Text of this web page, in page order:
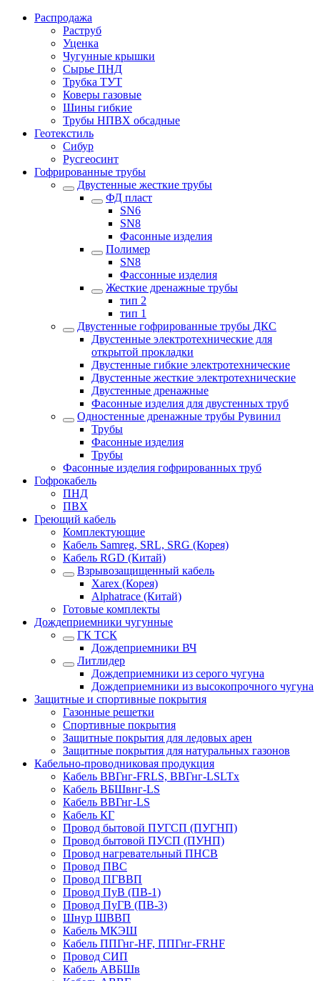
Распродажа
Раструб
Уценка
Чугунные крышки
Сырье ПНД
Трубка ТУТ
Коверы газовые
Шины гибкие
Трубы НПВХ обсадные
Геотекстиль
Сибур
Русгеосинт
Гофрированные трубы
Двустенные жесткие трубы
ФД пласт
SN6
SN8
Фасонные изделия
Полимер
SN8
Фассонные изделия
Жесткие дренажные трубы
тип 2
тип 1
Двустенные гофрированные трубы ДКС
Двустенные электротехнические для
открытой прокладки
Двустенные гибкие электротехнические
Двустенные жесткие электротехнические
Двустенные дренажные
Фасонные изделия для двустенных труб
Одностенные дренажные трубы Рувинил
Трубы
Фасонные изделия
Трубы
Фасонные изделия гофрированных труб
Гофрокабель
ПНД
ПВХ
Греющий кабель
Комплектующие
Кабель Samreg, SRL, SRG (Корея)
Кабель RGD (Китай)
Взрывозащищенный кабель
Xarex (Корея)
Alphatrace (Китай)
Готовые комплекты
Дождеприемники чугунные
ГК ТСК
Дождеприемники ВЧ
Литлидер
Дождеприемники из серого чугуна
Дождеприемники из высокопрочного чугуна
Защитные и спортивные покрытия
Газонные решетки
Спортивные покрытия
Защитные покрытия для ледовых арен
Защитные покрытия для натуральных газонов
Кабельно-проводниковая продукция
Кабель ВВГнг-FRLS, ВВГнг-LSLTx
Кабель ВБШвнг-LS
Кабель ВВГнг-LS
Кабель КГ
Провод бытовой ПУГСП (ПУГНП)
Провод бытовой ПУСП (ПУНП)
Провод нагревательный ПНСВ
Провод ПВС
Провод ПГВВП
Провод ПуВ (ПВ-1)
Провод ПуГВ (ПВ-3)
Шнур ШВВП
Кабель МКЭШ
Кабель ППГнг-HF, ППГнг-FRHF
Провод СИП
Кабель АВБШв